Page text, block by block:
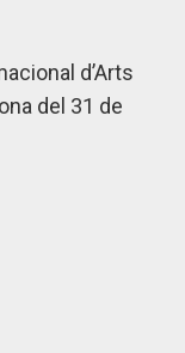
d’Arts
del 31 de